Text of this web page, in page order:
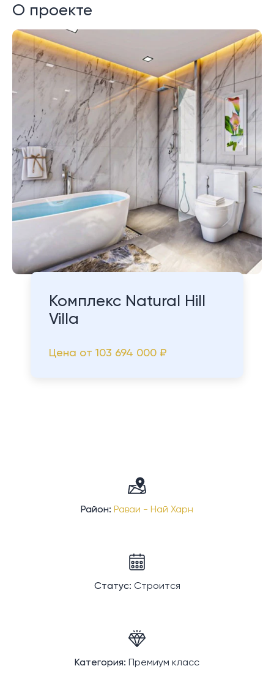
О проекте
Комплекс Natural Hill
Villa
Цена от 103 694 000 ₽
Район: Раваи - Най Харн
Статус: Строится
Категория: Премиум класс